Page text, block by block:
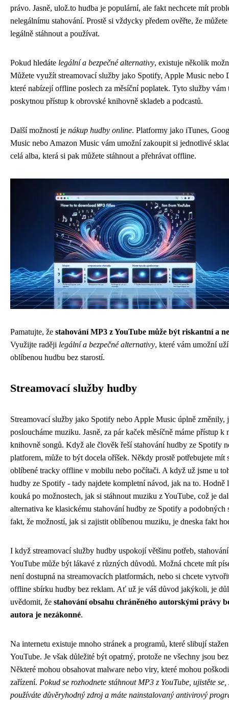
právo. Jasně, ulož.to hudba je populární, ale fakt nechcete mít
nelegálnímu stahování. Prostě si vždycky předem ověřte, že
legálně stáhnout a používat.
Pokud hledáte legální a bezpečné alternativy, existuje několik
Můžete využít streamovací služby jako Spotify, Apple Music nebo
které nabízejí offline poslech za měsíční poplatek. Tyto služby vám
poskytnou přístup k obrovské knihovně skladeb a podcastů.
Další možností je nákup hudby online. Platformy jako iTunes,
Music nebo Amazon Music vám umožní zakoupit si jednotlivé
celá alba, která si pak můžete stáhnout a přehrávat offline.
Pamatujte, že stahování MP3 z YouTube může být riskantní a
Využijte raději legální a bezpečné alternativy, které vám umožní
oblíbenou hudbu bez starostí.
Streamovací služby hudby
Streamovací služby jako Spotify nebo Apple Music úplně změnily,
posloucháme muziku. Jasně, za pár kaček měsíčně máme přístup k
knihovně songů. Když ale člověk řeší stahování hudby ze Spotify
platforem, může to být docela oříšek. Někdy prostě potřebujete mít
oblíbené tracky offline v mobilu nebo počítači. A když už jsme u
hudby ze Spotify - tady najdete kompletní návod, jak na to. Hodně
kouká po možnostech, jak si stáhnout muziku z YouTube, což je
alternativa ke klasickému stahování hudby ze Spotify a podobných
fakt, že možností, jak si zajistit oblíbenou muziku, je dneska fakt
I když streamovací služby hudby uspokojí většinu potřeb,
YouTube může být lákavé z různých důvodů. Možná chcete mít
není dostupná na streamovacích platformách, nebo si chcete
offline sbírku hudby bez reklam. Ať už je váš důvod jakýkoli, je
uvědomit, že stahování obsahu chráněného autorskými právy
autora je nezákonné.
Na internetu existuje mnoho stránek a programů, které slibují
YouTube. Je však důležité být opatrný, protože ne všechny jsou
Některé mohou obsahovat malware nebo viry, které mohou
zařízení. Pokud se rozhodnete stáhnout MP3 z YouTube, ujistěte se,
používáte důvěryhodný zdroj a máte nainstalovaný antivirový